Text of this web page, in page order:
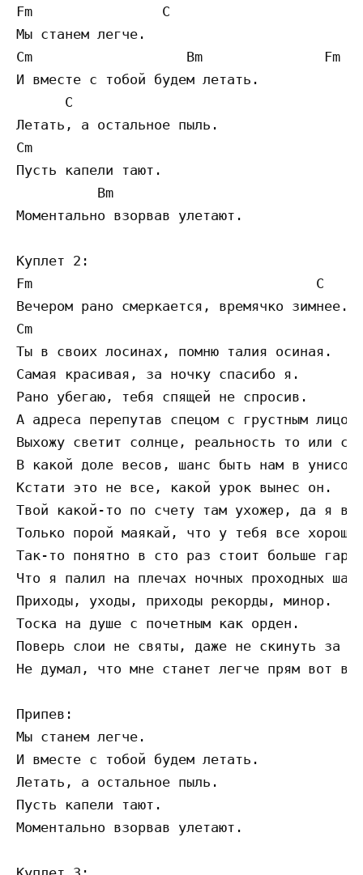
Fm                C
Мы станем легче.
Cm                   Bm               Fm
И вместе с тобой будем летать.
      C
Летать, а остальное пыль.
Cm
Пусть капели тают.
          Bm
Моментально взорвав улетают.
Куплет 2:
Fm                                   C
Вечером рано смеркается, времячко зимнее.
Cm
Ты в своих лосинах, помню талия осиная.
Самая красивая, за ночку спасибо я.
Рано убегаю, тебя спящей не спросив.
А адреса перепутав спецом с грустным
Выхожу светит солнце, реальность то или
В какой доле весов, шанс быть нам в
Кстати это не все, какой урок вынес он.
Твой какой-то по счету там ухожер, да я
Только порой маякай, что у тебя все
Так-то понятно в сто раз стоит больше
Что я палил на плечах ночных проходных
Приходы, уходы, приходы рекорды, минор.
Тоска на душе с почетным как орден.
Поверь слои не святы, даже не скинуть за
Не думал, что мне станет легче прям вот
Припев:
Мы станем легче.
И вместе с тобой будем летать.
Летать, а остальное пыль.
Пусть капели тают.
Моментально взорвав улетают.